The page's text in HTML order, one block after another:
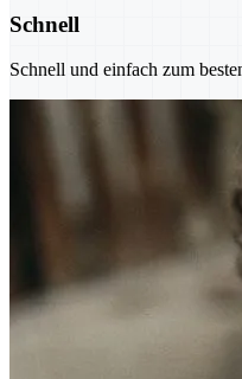
Schnell
Schnell und einfach zum